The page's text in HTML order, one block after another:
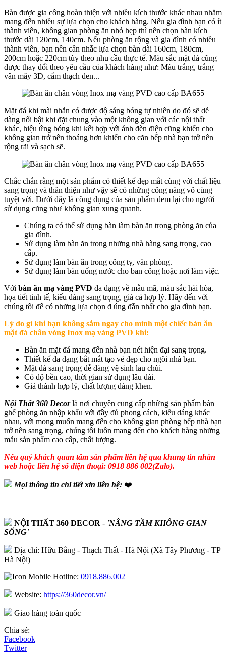
Bàn được gia công hoàn thiện với nhiều kích thước khác nhau nhằm
mang đến nhiều sự lựa chọn cho khách hàng. Nếu gia đình bạn có ít
thành viên, không gian phòng ăn nhỏ hẹp thì nên chọn bàn kích
thước dài 120cm, 140cm. Nếu phòng ăn rộng và gia đình có nhiều
thành viên, bạn nên cân nhắc lựa chọn bàn dài 160cm, 180cm,
200cm hoặc 220cm tùy theo nhu cầu thực tế. Màu sắc mặt đá cũng
được thay đổi theo yêu cầu của khách hàng như: Màu trắng, trắng
vân mây 3D, cẩm thạch đen...
Mặt đá khi mài nhẵn có được độ sáng bóng tự nhiên do đó sẽ dễ
dàng nổi bật khi đặt chung vào một không gian với các nội thất
khác, hiệu ứng bóng khi kết hợp với ánh đèn điện cũng khiến cho
không gian trở nên thoáng hơn khiến cho căn bếp nhà bạn trở nên
rộng rãi và sạch sẽ.
Chắc chắn rằng một sản phẩm có thiết kế đẹp mắt cùng với chất liệu
sang trọng và thân thiện như vậy sẽ có những công năng vô cùng
tuyệt vời. Dưới đây là công dụng của sản phẩm đem lại cho người
sử dụng cũng như không gian xung quanh.
Chúng ta có thể sử dụng bàn làm bàn ăn trong phòng ăn của
gia đình.
Sử dụng làm bàn ăn trong những nhà hàng sang trọng, cao
cấp.
Sử dụng làm bàn ăn trong công ty, văn phòng.
Sử dụng làm bàn uống nước cho ban công hoặc nơi làm việc.
Với bàn ăn mạ vàng PVD đa dạng về mẫu mã, màu sắc hài hòa,
họa tiết tinh tế, kiểu dáng sang trọng, giá cả hợp lý. Hãy đến với
chúng tôi để có những lựa chọn đ úng đắn nhất cho gia đình bạn.
Lý do gì khi bạn không sắm ngay cho mình một chiếc bàn ăn
mặt đá chân vòng Inox mạ vàng PVD khi:
Bàn ăn mặt đá mang đến nhà bạn nét hiện đại sang trọng.
Thiết kế đa dạng bắt mắt tạo vẻ đẹp cho ngôi nhà bạn.
Mặt đá sang trọng dễ dàng vệ sinh lau chùi.
Có độ bền cao, thời gian sử dụng lâu dài.
Giá thành hợp lý, chất lượng đáng khen.
Nội Thất 360 Decorlà nơi chuyên cung cấp những sản phẩm bàn
ghế phòng ăn nhập khẩu với đầy đủ phong cách, kiểu dáng khác
nhau, với mong muốn mang đến cho không gian phòng bếp nhà bạn
trở nên sang trọng, chúng tôi luôn mang đến cho khách hàng những
mẫu sản phẩm cao cấp, chất lượng.
Nếu quý khách quan tâm sản phẩm liên hệ qua khung tin nhắn
web hoặc liên hệ số điện thoại: 0918 886 002(Zalo).
Mọi thông tin chi tiết xin liên hệ: ❤️
—————————————————————
NỘI THẤT 360 DECOR - 'NÂNG TẦM KHÔNG GIAN
SỐNG'
Địa chỉ: Hữu Bằng - Thạch Thất - Hà Nội (Xã Tây Phương - TP
Hà Nội)
Hotline: 0918.886.002
Website: https://360decor.vn/
Giao hàng toàn quốc
Chia sẻ:
Facebook
Twitter